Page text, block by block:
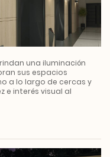
una iluminación
sus espacios
a lo largo de cercas y
e interés visual al